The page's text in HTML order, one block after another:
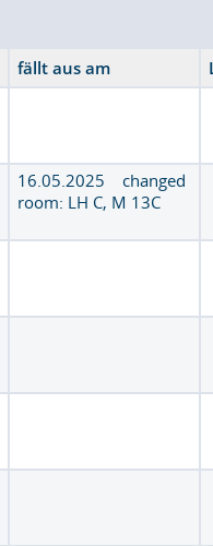
fällt aus am
16.05.2025 changed
room: LH C, M 13C